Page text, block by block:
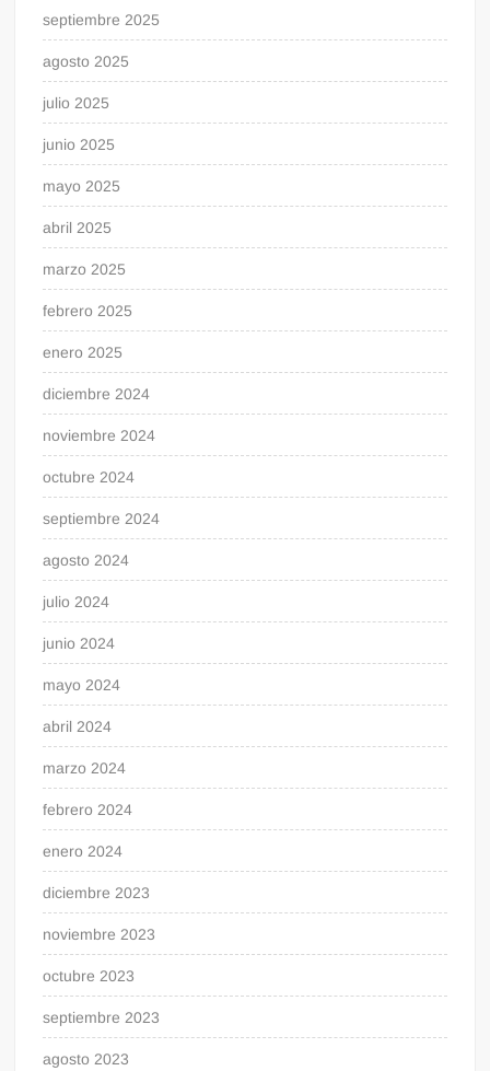
septiembre 2025
agosto 2025
julio 2025
junio 2025
mayo 2025
abril 2025
marzo 2025
febrero 2025
enero 2025
diciembre 2024
noviembre 2024
octubre 2024
septiembre 2024
agosto 2024
julio 2024
junio 2024
mayo 2024
abril 2024
marzo 2024
febrero 2024
enero 2024
diciembre 2023
noviembre 2023
octubre 2023
septiembre 2023
agosto 2023